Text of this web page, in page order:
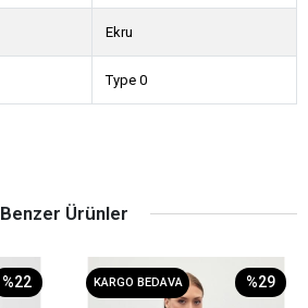
Ekru
Type 0
Benzer Ürünler
%22 KARGO BEDAVA %29